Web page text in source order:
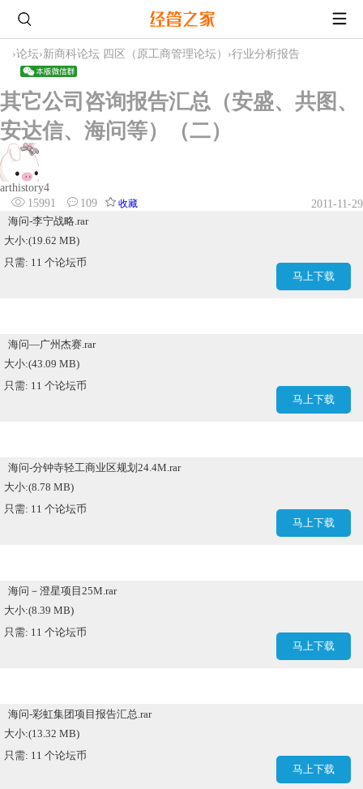
›论坛›新商科论坛 四区（原工商管理论坛） ›行业分析报告
其它公司咨询报告汇总（安盛、共图、
安达信、海问等）（二）
arthistory4
15991
109 收藏
2011-11-29
海问-李宁战略.rar
大小:(19.62 MB)
只需: 11 个论坛币
马上下载
海问—广州杰赛.rar
大小:(43.09 MB)
只需: 11 个论坛币
马上下载
海问-分钟寺轻工商业区规划24.4M.rar
大小:(8.78 MB)
只需: 11 个论坛币
马上下载
海问－澄星项目25M.rar
大小:(8.39 MB)
只需: 11 个论坛币
马上下载
海问-彩虹集团项目报告汇总.rar
大小:(13.32 MB)
只需: 11 个论坛币
马上下载